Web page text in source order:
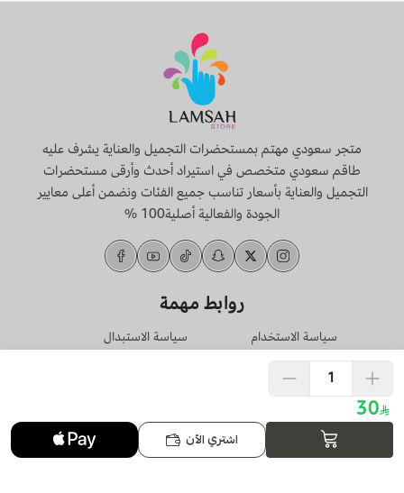
30
اشتري الآن
متجر سعودي مهتم بمستحضرات التجميل والعناية يشرف عليه
طاقم سعودي متخصص في استيراد أحدث وأرقى مستحضرات
التجميل والعناية بأسعار تناسب جميع الفئات ونضمن أعلى معايير
الجودة والفعالية أصلية100 %
روابط مهمة
سياسة الاستخدام
والخصوصية
سياسة الاستبدال
والإسترجاع